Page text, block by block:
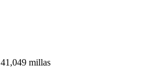
41,049 millas